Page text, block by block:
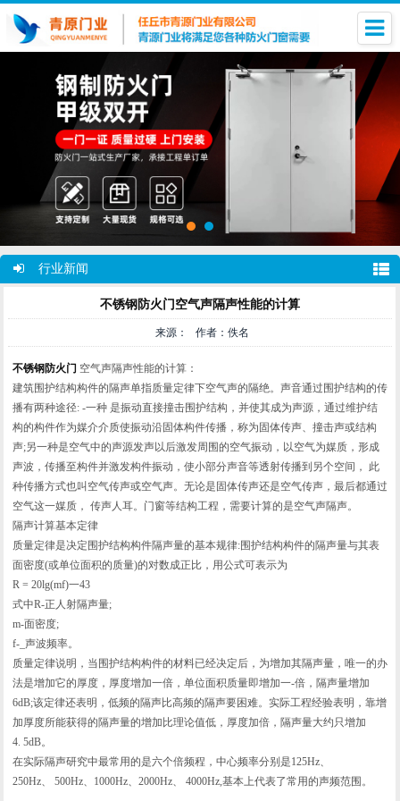
行业新闻
不锈钢防火门​空气声隔声性能的计算
来源： 作者：佚名
不锈钢防火门 空气声隔声性能的计算：
建筑围护结构构件的隔声单指质量定律下空气声的隔绝。声音通过围护结构的传
播有两种途径: -一种 是振动直接撞击围护结构，并使其成为声源，通过维护结
构的构件作为媒介介质使振动沿固体构件传播，称为固体传声、撞击声或结构
声;另一种是空气中的声源发声以后激发周围的空气振动，以空气为媒质，形成
声波，传播至构件并激发构件振动，使小部分声音等透射传播到另个空间， 此
种传播方式也叫空气传声或空气声。无论是固体传声还是空气传声，最后都通过
空气这一媒质， 传声人耳。门窗等结构工程，需要计算的是空气声隔声。
隔声计算基本定律
质量定律是决定围护结构构件隔声量的基本规律:围护结构构件的隔声量与其表
面密度(或单位面积的质量)的对数成正比，用公式可表示为
R = 20lg(mf)一43
式中R-正人射隔声量;
m-面密度;
f-_声波频率。
质量定律说明，当围护结构构件的材料已经决定后，为增加其隔声量，唯一的办
法是增加它的厚度，厚度增加一倍，单位面积质量即增加一-倍，隔声量增加
6dB;该定律还表明，低频的隔声比高频的隔声要困难。实际工程经验表明，靠增
加厚度所能获得的隔声量的增加比理论值低，厚度加倍，隔声量大约只增加
4. 5dB。
在实际隔声研究中最常用的是六个倍频程，中心频率分别是125Hz、
250Hz、 500Hz、1000Hz、2000Hz、 4000Hz,基本上代表了常用的声频范围。